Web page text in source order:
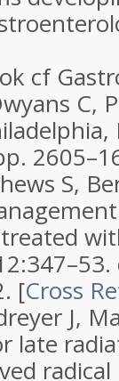
cf
C,
S,
:347–53.
[Cross
J,
late